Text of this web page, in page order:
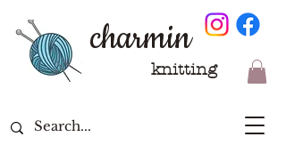
charmin
knitting